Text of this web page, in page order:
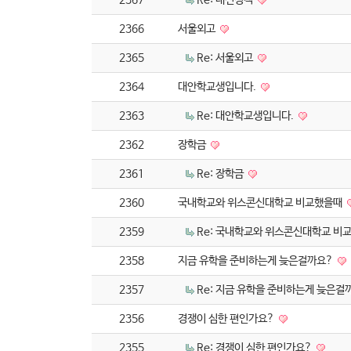
2366 서울외고
2365 Re: 서울외고
2364 대안학교생입니다.
2363 Re: 대안학교생입니다.
2362 장학금
2361 Re: 장학금
2360 국내학교와 위스콘신대학교 비교했을때
2359 Re: 국내학교와 위스콘신대학교 비
2358 지금 유학을 준비하는게 늦은걸까요?
2357 Re: 지금 유학을 준비하는게 늦은걸
2356 경쟁이 심한 편인가요?
2355 Re: 경쟁이 심한 편인가요?